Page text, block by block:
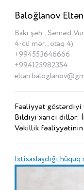
Baloğlanov
Bakı şəh., Səməd
4-cü mər., otaq 4).
+994553646666
+994125982354
Fəaliyyət göstərdiyi
Bildiyi xarici dillər:
Vəkillik
İxtisaslaşdığı hüquq